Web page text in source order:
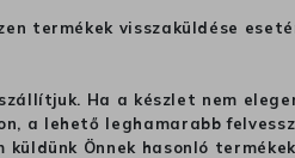
termékek visszaküldése
Ha a készlet nem
a lehető leghamarabb
Önnek hasonló